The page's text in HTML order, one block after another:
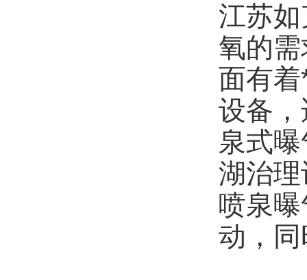
江苏
氧的
面有
设备
泉式
湖治
喷泉
动，